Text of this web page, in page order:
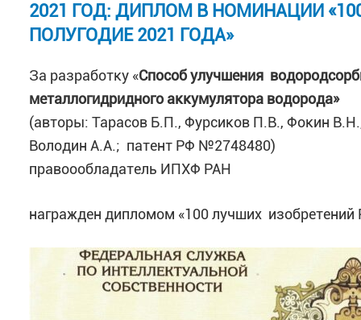
2021 ГОД: ДИПЛОМ В НОМИНАЦИИ
ПОЛУГОДИЕ 2021 ГОДА»
За разработку «Способ улучшения
металлогидридного аккумулятора водорода»
(авторы: Тарасов Б.П., Фурсиков П.В., Фокин
Володин А.А.; патент РФ №2748480)
правоообладатель ИПХФ РАН
награжден дипломом «100 лучших изобретений